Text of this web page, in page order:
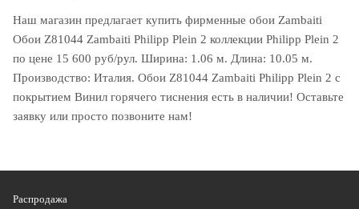
Наш магазин предлагает купить фирменные обои Zambaiti
Обои Z81044 Zambaiti Philipp Plein 2 коллекции Philipp Plein 2
по цене 15 600 руб/рул. Ширина: 1.06 м. Длина: 10.05 м.
Производство: Италия. Обои Z81044 Zambaiti Philipp Plein 2 с
покрытием Винил горячего тиснения есть в наличии! Оставьте
заявку или просто позвоните нам!
Распродажа